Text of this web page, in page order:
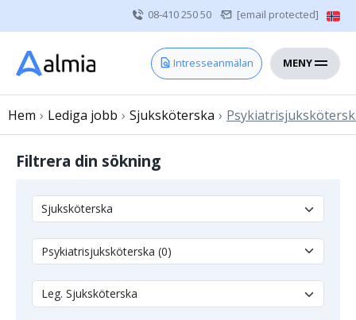
08-410 250 50 [email protected]
Intresseanmälan MENY
Hem
Vårdgivare
Om oss
Kontakt
Övrig vårdpersonal
Hem › Lediga jobb › Sjuksköterska ›
Filtrera din sökning